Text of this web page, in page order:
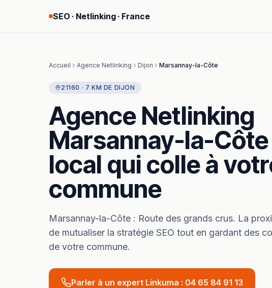
SEO · Netlinking · France
Accueil Agence Netlinking Dijon Marsannay-la-Côte
21160 · 7 KM DE DIJON
Agence Netlinking
Marsannay-la-Côte
local qui colle à
commune
Marsannay-la-Côte : Route des grands crus. La
de mutualiser la stratégie SEO tout en gardant des
de votre commune.
Parler à un expert Linkuma : 04 65 84 91 13